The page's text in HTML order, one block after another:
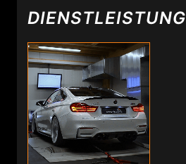
DIENSTLEISTUNG